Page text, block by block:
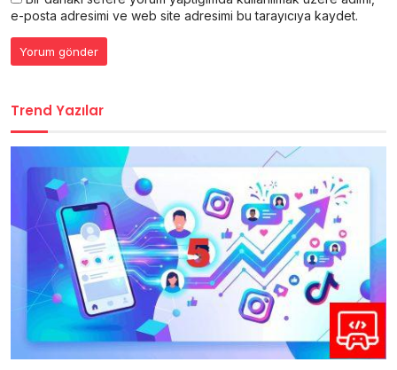
e-posta adresimi ve web site adresimi bu tarayıcıya kaydet.
Trend Yazılar